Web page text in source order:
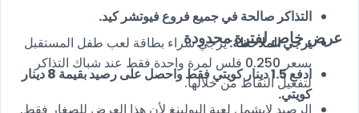
التذاكر صالحة في جميع فروع فيوتشر كيد.
يرجي الملاحظة:يرجي شراء بطاقة لعب طفل المستقبل
بسعر 0.250 فلس لمرة واحدة فقط عند شباك التذاكر
لتفعيل النقاط من خلالها.
الرصيد لايشمل لعبة البولينغ لأن هذا العرض للصغار فقط.
عرض خاص لفترة محدودة
ادفع 1.5 دينار كويتي فقط واحصل على رصيد بقيمة 8 دينار
كويتي.